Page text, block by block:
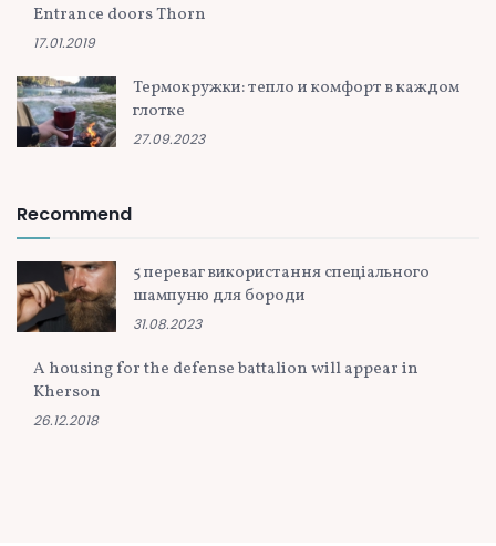
Entrance doors Thorn
17.01.2019
Термокружки: тепло и комфорт в каждом
глотке
27.09.2023
Recommend
5 переваг використання спеціального
шампуню для бороди
31.08.2023
A housing for the defense battalion will appear in
Kherson
26.12.2018